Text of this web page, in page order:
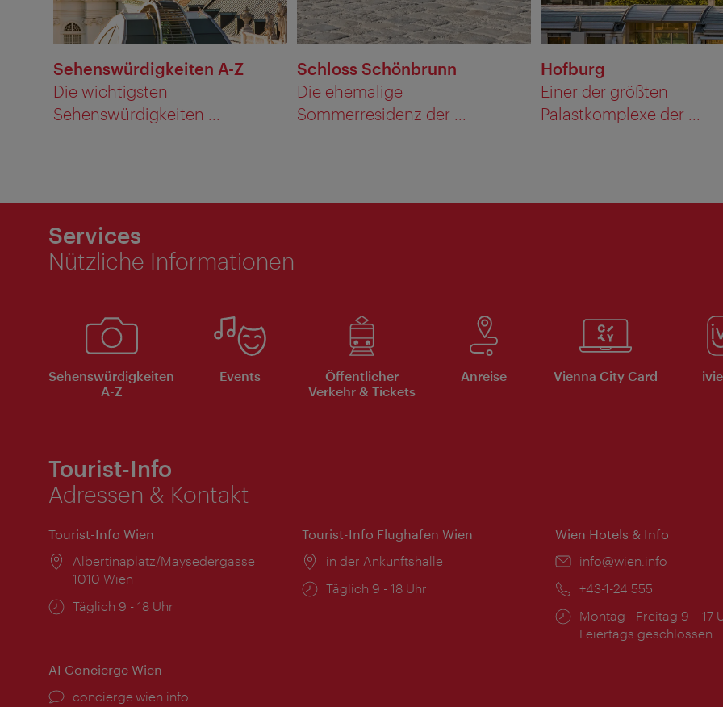
Sehenswürdigkeiten A-Z
Die wichtigsten
Sehenswürdigkeiten ...
Schloss Schönbrunn
Die ehemalige
Sommerresidenz der ...
Hofburg
Einer der größten
Palastkomplexe der ...
Services
Nützliche Informationen
Sehenswürdigkeiten
A-Z
Events
Öffentlicher
Verkehr & Tickets
Anreise Vienna City Card
Tourist-Info
Adressen & Kontakt
Tourist-Info Wien
Ort:
Albertinaplatz/Maysedergasse
1010 Wien
Öffnungszeiten:
Täglich 9 - 18 Uhr
Tourist-Info Flughafen Wien
Ort:
in der Ankunftshalle
Öffnungszeiten:
Täglich 9 - 18 Uhr
Wien Hotels & Info
Email:
info@wien.info
Telefon:
+43-1-24 555
Öffnungszeiten:
Montag - Freitag 9 – 17
Feiertags geschlossen
AI Concierge Wien
Ort:
concierge.wien.info